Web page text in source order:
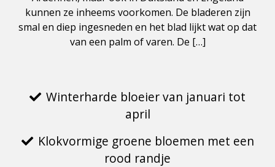
kunnen ze inheems voorkomen. De bladeren zijn
smal en diep ingesneden en het blad lijkt wat op dat
van een palm of varen. De […]
Winterharde bloeier van januari tot
april
Klokvormige groene bloemen met een
rood randje